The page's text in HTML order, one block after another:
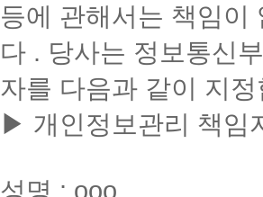
등에 관해서는 책임이
다 . 당사는 정보통신
자를 다음과 같이 지
▶ 개인정보관리 책임
성명 : ooo